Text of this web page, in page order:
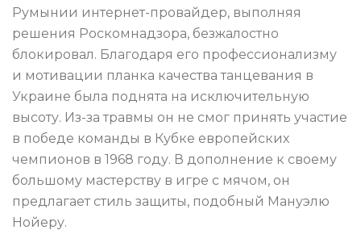
Румынии интернет-провайдер, выполняя
решения Роскомнадзора, безжалостно
блокировал. Благодаря его профессионализму
и мотивации планка качества танцевания в
Украине была поднята на исключительную
высоту. Из-за травмы он не смог принять участие
в победе команды в Кубке европейских
чемпионов в 1968 году. В дополнение к своему
большому мастерству в игре с мячом, он
предлагает стиль защиты, подобный Мануэлю
Нойеру.